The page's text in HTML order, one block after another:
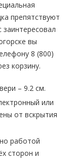
препятствуют
вы
8 (800)
корзину.
– 9.2 см.
или
от вскрытия
работой
сторон и